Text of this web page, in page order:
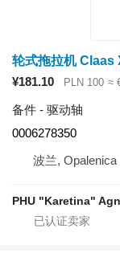
轮式拖拉机 Claas
¥181.10
PLN 100 ≈
备件 - 驱动轴
0006278350
波兰, Opalenica
PHU "Karetina"